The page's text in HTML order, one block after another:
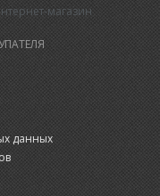
магазин
данных